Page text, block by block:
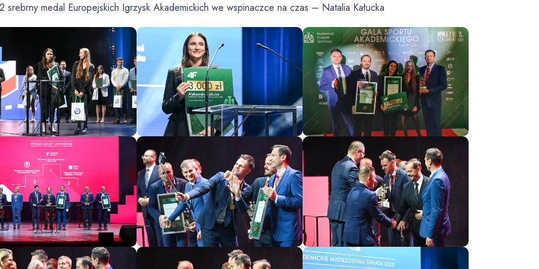
srebrny medal Europejskich Igrzysk Akademickich we wspinaczce na czas – Natalia Kałucka